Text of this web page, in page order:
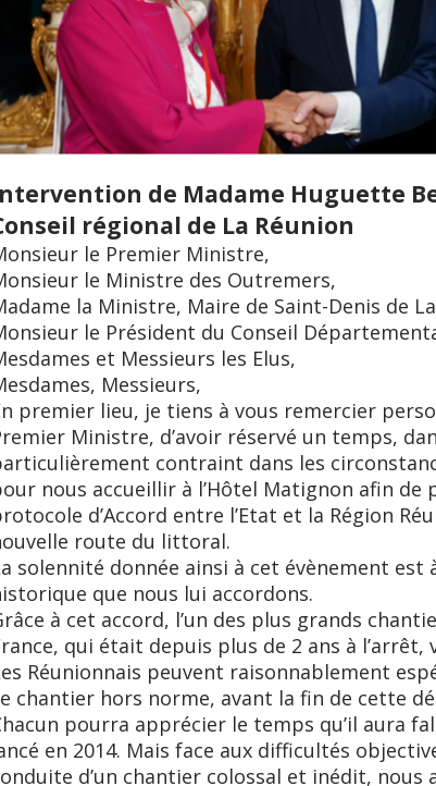
de Madame Huguette
régional de La Réunion
le Premier Ministre,
le Ministre des Outremers,
la Ministre, Maire de Saint-Denis de
le Président du Conseil
et Messieurs les Elus,
Messieurs,
premier lieu, je tiens à vous remercier
Ministre, d’avoir réservé un temps,
contraint dans les
nous accueillir à l’Hôtel Matignon afin de
d’Accord entre l’Etat et la Région
route du littoral.
solennité donnée ainsi à cet évènement
que nous lui accordons.
à cet accord, l’un des plus grands
qui était depuis plus de 2 ans à
Réunionnais peuvent raisonnablement
chantier hors norme, avant la fin de cette
pourra apprécier le temps qu’il aura
en 2014. Mais face aux difficultés
d’un chantier colossal et inédit, nous